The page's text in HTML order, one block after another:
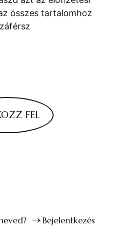
összes tartalomhoz
FEL
Bejelentkezés